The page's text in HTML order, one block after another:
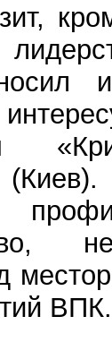
и
ВПК.